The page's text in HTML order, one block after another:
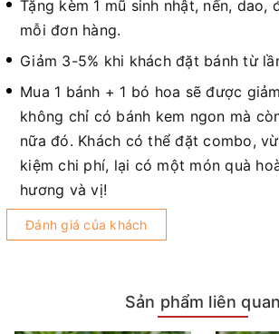
Tặng kèm 1 mũ sinh nhật, nến, dao,
mỗi đơn hàng.
Giảm 3-5% khi khách đặt bánh từ
Mua 1 bánh + 1 bó hoa sẽ được
không chỉ có bánh kem ngon mà
nữa đó. Khách có thể đặt combo,
kiệm chi phí, lại có một món quà
hương và vị!
Đánh giá của khách
Sản phẩm liên quan